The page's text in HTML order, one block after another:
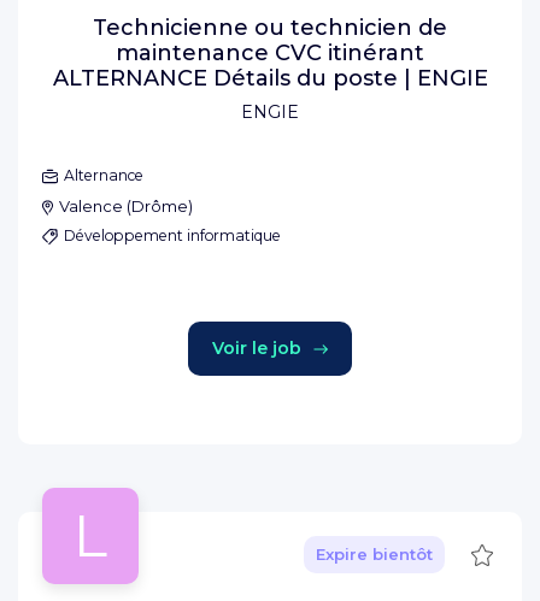
ENGIE
Technicienne ou technicien de
maintenance CVC itinérant
ALTERNANCE Détails du poste | ENGIE
Alternance
Valence (Drôme)
Développement informatique
Voir le job
L Expire bientôt